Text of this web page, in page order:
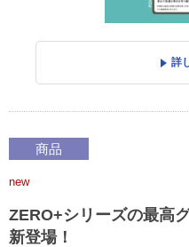
詳
商品
new
ZERO+シリーズの最高
新登場！